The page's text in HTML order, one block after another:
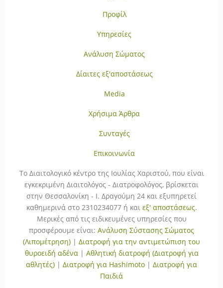
Προφίλ
Υπηρεσίες
Ανάλυση Σώματος
Δίαιτες εξ'αποστάσεως
Media
Χρήσιμα Άρθρα
Συνταγές
Επικοινωνία
To Διαιτολογικό κέντρο της Ιουλίας Χαριστού, που είναι
εγκεκριμένη Διαιτολόγος - Διατροφολόγος, βρίσκεται
στην Θεσσαλονίκη - Ι. Δραγούμη 24 και εξυπηρετεί
καθημερινά στο 2310234077 ή και εξ' αποστάσεως.
Μερικές από τις ειδικευμένες υπηρεσίες που
προσφέρουμε είναι: Ανάλυση Σύστασης Σώματος
(Λιπομέτρηση) | Διατροφή για την αντιμετώπιση του
θυροειδή αδένα| Αθλητική διατροφή (Διατροφή για
αθλητές) | Διατροφή για Hashimoto | Διατροφή για
Παιδιά